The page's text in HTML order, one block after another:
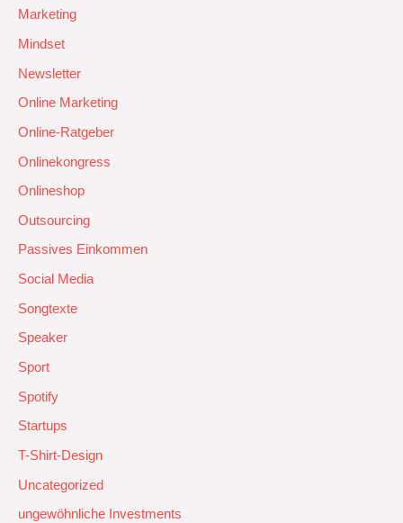
Marketing
Mindset
Newsletter
Online Marketing
Online-Ratgeber
Onlinekongress
Onlineshop
Outsourcing
Passives Einkommen
Social Media
Songtexte
Speaker
Sport
Spotify
Startups
T-Shirt-Design
Uncategorized
ungewöhnliche Investments